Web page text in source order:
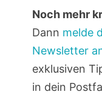
Noch mehr
Dann melde
Newsletter
exklusiven
in dein